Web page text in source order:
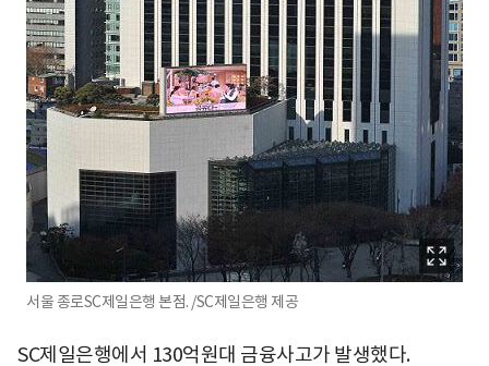
서울 종로SC제일은행 본점. /SC제일은행 제공
SC제일은행에서 130억원대 금융사고가 발생했다.